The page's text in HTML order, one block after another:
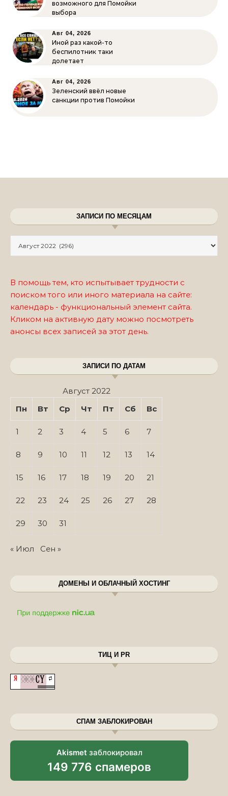
возможного для Помойки
выбора
Авг 04, 2026
Иной раз какой-то
беспилотник таки
долетает
Авг 04, 2026
Зеленский ввёл новые
санкции против Помойки
ЗАПИСИ ПО МЕСЯЦАМ
В помощь тем, кто испытывает трудности с
поиском того или иного материала на сайте:
календарь - функциональный элемент сайта.
Кликом на активную дату можно посмотреть
анонсы всех записей за этот день.
ЗАПИСИ ПО ДАТАМ
Август 2022
Пн
Вт Ср Чт Пт Сб Вс
1 2 3 4 5 6 7
8 9 10 11 12 13 14
15 16 17 18 19 20 21
22 23 24 25 26 27 28
29 30 31
« Июл Сен »
ДОМЕНЫ И ОБЛАЧНЫЙ ХОСТИНГ
ТИЦ И PR
СПАМ ЗАБЛОКИРОВАН
Akismet заблокировал
149 776 спамеров